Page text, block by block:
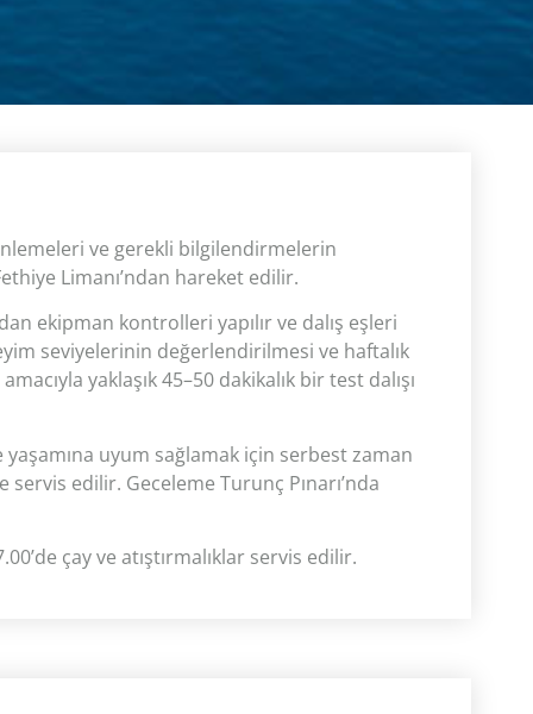
ve gerekli bilgilendirmelerin
Limanı’ndan hareket edilir.
ekipman kontrolleri yapılır ve dalış eşleri
seviyelerinin değerlendirilmesi ve haftalık
yaklaşık 45–50 dakikalık bir test dalışı
uyum sağlamak için serbest zaman
edilir. Geceleme Turunç Pınarı’nda
çay ve atıştırmalıklar servis edilir.